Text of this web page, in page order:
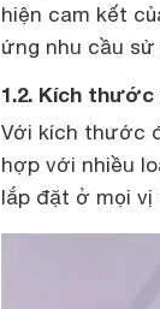
hiện cam kết
ứng nhu cầu
1.2. Kích
Với kích thước
hợp với nhiều
lắp đặt ở mọi